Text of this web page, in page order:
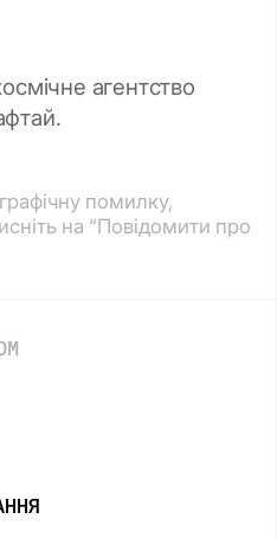
агентство
помилку,
на “Повідомити про